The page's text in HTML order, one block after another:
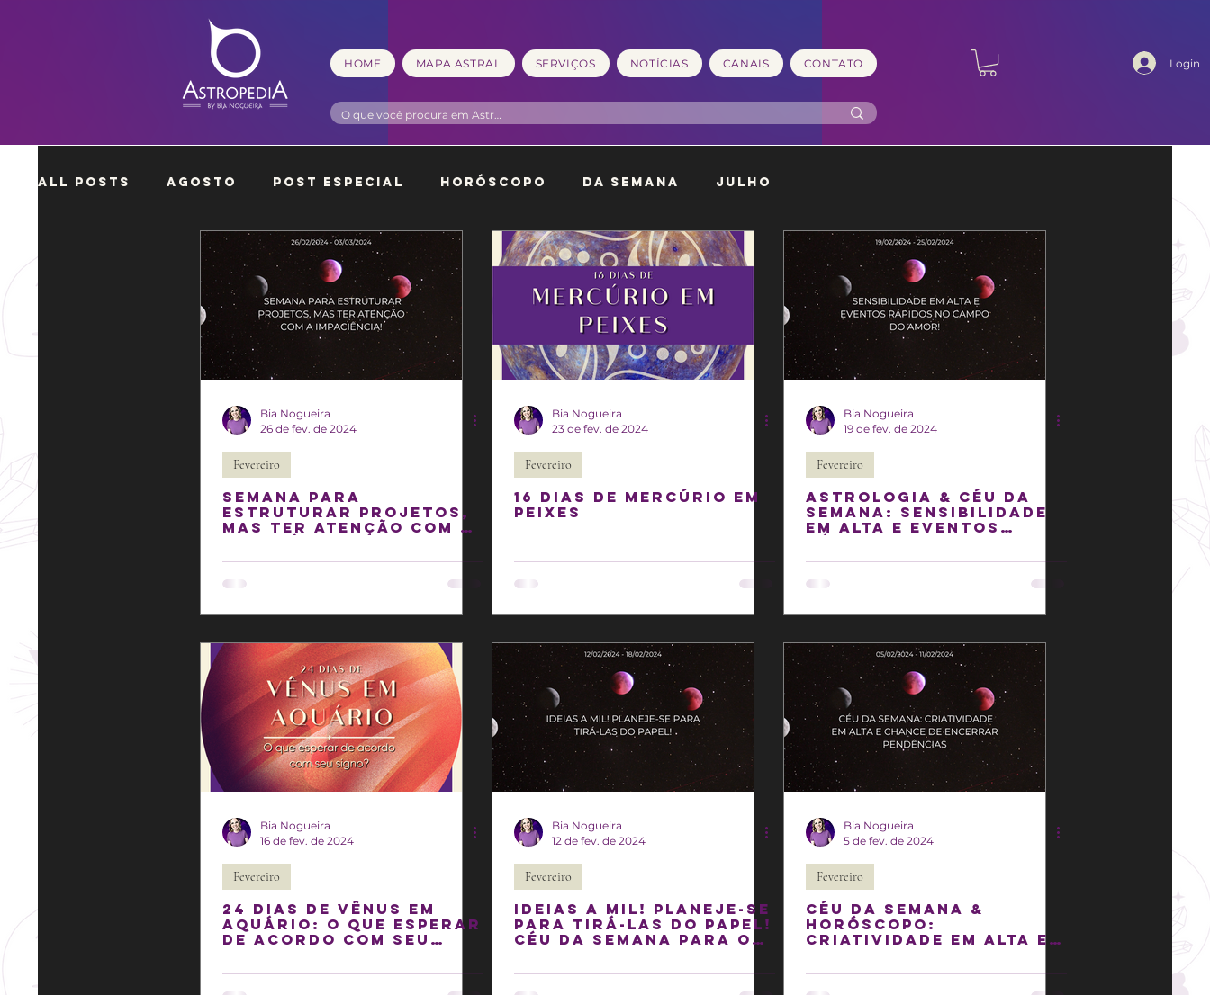
HOME MAPA ASTRAL SERVIÇOS NOTÍCIAS CANAIS CONTATO Login
All Posts Agosto Post Especial Horóscopo Da Semana Julho
Outubro Novembro Dezembro Janeiro Fevereiro
Bia Nogueira
26 de fev. de 2024
Fevereiro
Semana para
estruturar projetos,
mas ter atenção com a
Bia Nogueira
23 de fev. de 2024
Fevereiro
16 Dias de Mercúrio em
Peixes
Bia Nogueira
19 de fev. de 2024
Fevereiro
Astrologia & Céu da
semana: Sensibilidade
em alta e eventos
amor!
Bia Nogueira
16 de fev. de 2024
Fevereiro
24 DIAS DE VÊNUS EM
AQUÁRIO: O que esperar
de acordo com seu
Bia Nogueira
12 de fev. de 2024
Fevereiro
Ideias a mil! Planeje-se
para tirá-las do papel!
Céu da semana para os
de 2024!
Bia Nogueira
5 de fev. de 2024
Fevereiro
Céu da semana &
Horóscopo:
Criatividade em alta e
pendências